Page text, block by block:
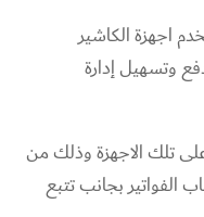
اجهزة الكاشير
وتسهيل إدارة
على تلك الاجهزة وذلك من
بجانب تتبع